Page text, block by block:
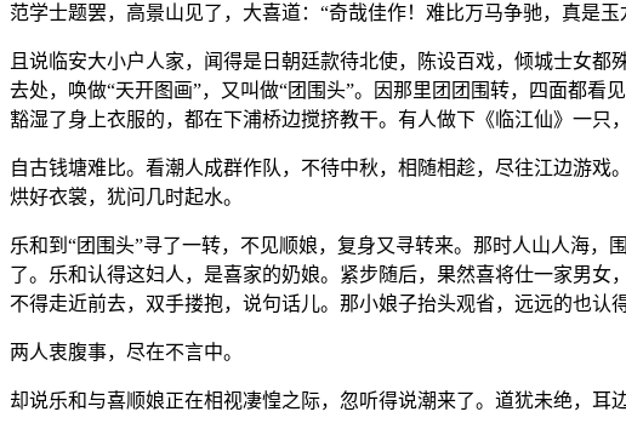
范学士题罢，高景山见了，大喜道：“奇哉佳作！难比万马争驰，真是玉
且说临安大小户人家，闻得是日朝廷款待北使，陈设百戏，倾城士女
去处，唤做“天开图画”，又叫做“团围头”。因那里团团围转，四面都
豁湿了身上衣服的，都在下浦桥边搅挤教干。有人做下《临江仙》一只
自古钱塘难比。看潮人成群作队，不待中秋，相随相趁，尽往江边游
烘好衣裳，犹问几时起水。
乐和到“团围头”寻了一转，不见顺娘，复身又寻转来。那时人山人海
了。乐和认得这妇人，是喜家的奶娘。紧步随后，果然喜将仕一家男
不得走近前去，双手搂抱，说句话儿。那小娘子抬头观省，远远的也认
两人衷腹事，尽在不言中。
却说乐和与喜顺娘正在相视凄惶之际，忽听得说潮来了。道犹未绝，耳